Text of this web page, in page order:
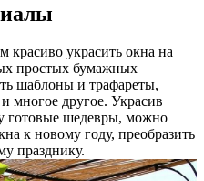
красиво украсить окна на
простых бумажных
шаблоны и трафареты,
многое другое. Украсив
готовые шедевры, можно
к новому году, преобразить
празднику.